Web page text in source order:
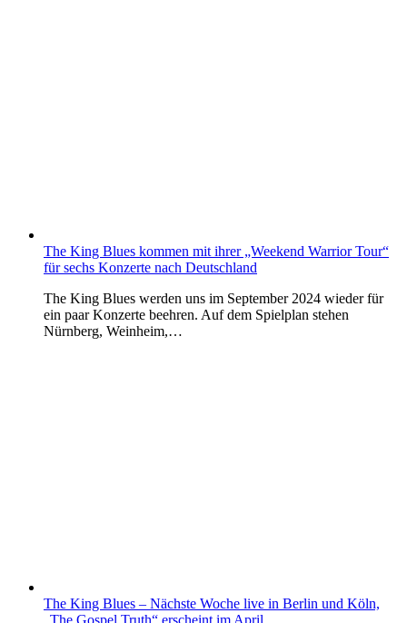
The King Blues kommen mit ihrer „Weekend Warrior Tour“
für sechs Konzerte nach Deutschland
The King Blues werden uns im September 2024 wieder für
ein paar Konzerte beehren. Auf dem Spielplan stehen
Nürnberg, Weinheim,…
The King Blues – Nächste Woche live in Berlin und Köln,
„The Gospel Truth“ erscheint im April